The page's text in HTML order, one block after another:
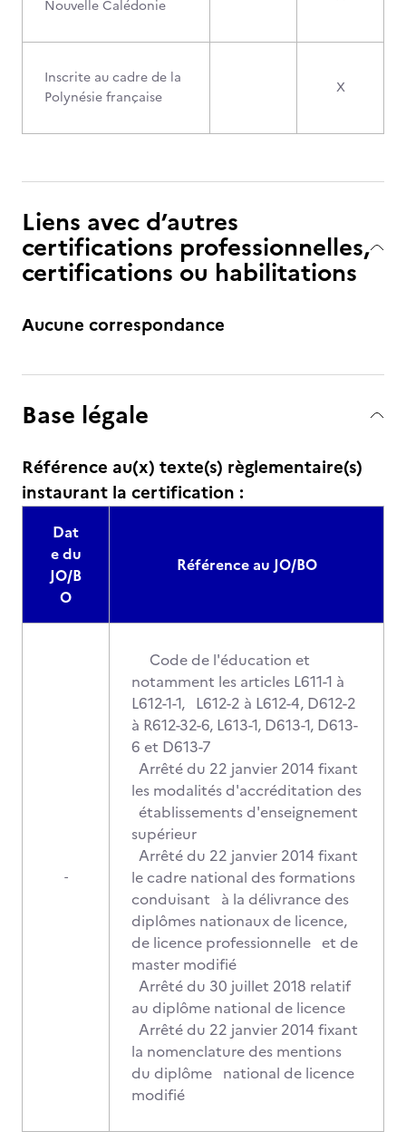
Nouvelle Calédonie
Inscrite au cadre de la
Polynésie française
X
Liens avec d’autres
certifications professionnelles,
certifications ou habilitations
Aucune correspondance
Base légale
Référence au(x) texte(s) règlementaire(s)
instaurant la certification :
Dat
e du
JO/B
O
Référence au JO/BO
-
Code de l'éducation et
notamment les articles L611-1 à
L612-1-1, L612-2 à L612-4, D612-2
à R612-32-6, L613-1, D613-1, D613-
6 et D613-7
Arrêté du 22 janvier 2014 fixant
les modalités d'accréditation des
établissements d'enseignement
supérieur
Arrêté du 22 janvier 2014 fixant
le cadre national des formations
conduisant à la délivrance des
diplômes nationaux de licence,
de licence professionnelle et de
master modifié
Arrêté du 30 juillet 2018 relatif
au diplôme national de licence
Arrêté du 22 janvier 2014 fixant
la nomenclature des mentions
du diplôme national de licence
modifié